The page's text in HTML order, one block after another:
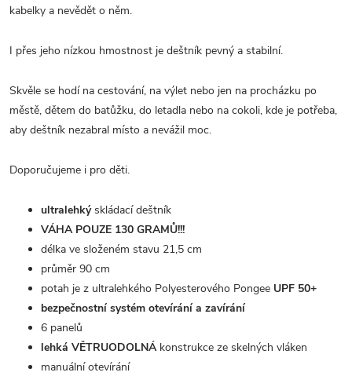
kabelky a nevědět o něm.
I přes jeho nízkou hmostnost je deštník pevný a stabilní.
Skvěle se hodí na cestování, na výlet nebo jen na procházku po
městě, dětem do batůžku, do letadla nebo na cokoli, kde je potřeba,
aby deštník nezabral místo a nevážil moc.
Doporučujeme i pro děti.
ultralehkýskládací deštník
VÁHA POUZE 130 GRAMŮ!!!
délka ve složeném stavu 21,5 cm
průměr 90 cm
potah je z ultralehkého Polyesterového Pongee UPF 50+
bezpečnostní systém otevírání a zavírání
6 panelů
lehká VĚTRUODOLNÁkonstrukce ze skelných vláken
manuální otevírání